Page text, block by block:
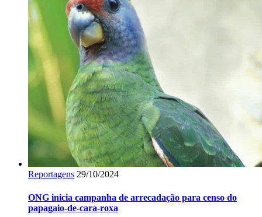
Reportagens 29/10/2024
ONG inicia campanha de arrecadação para censo do
papagaio-de-cara-roxa